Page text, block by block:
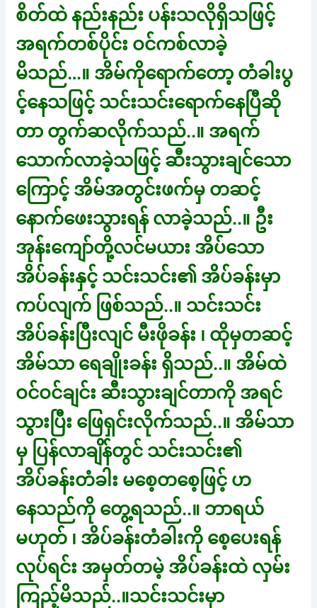
စိတ်ထဲ နည်းနည်း ပန်းသလိုရှိသဖြင့်
အရက်တစ်ပိုင်း ဝင်ကစ်လာခဲ့
မိသည်…။ အိမ်ကိုရောက်တော့ တံခါးပွ
င့်နေသဖြင့် သင်းသင်းရောက်နေပြီဆို
တာ တွက်ဆလိုက်သည်..။ အရက်
သောက်လာခဲ့သဖြင့် ဆီးသွားချင်သော
ကြောင့် အိမ်အတွင်းဖက်မှ တဆင့်
နောက်ဖေးသွားရန် လာခဲ့သည်..။ ဦး
အုန်းကျော်တို့လင်မယား အိပ်သော
အိပ်ခန်းနှင့် သင်းသင်း၏ အိပ်ခန်းမှာ
ကပ်လျက် ဖြစ်သည်..။ သင်းသင်း
အိပ်ခန်းပြီးလျင် မီးဖိုခန်း ၊ ထိုမှတဆင့်
အိမ်သာ ရေချိုးခန်း ရှိသည်..။ အိမ်ထဲ
ဝင်ဝင်ချင်း ဆီးသွားချင်တာကို အရင်
သွားပြီး ဖြေရှင်းလိုက်သည်..။ အိမ်သာ
မှ ပြန်လာချိန်တွင် သင်းသင်း၏
အိပ်ခန်းတံခါး မစေ့တစေ့ဖြင့် ဟ
နေသည်ကို တွေ့ရသည်..။ ဘာရယ်
မဟုတ် ၊ အိပ်ခန်းတံခါးကို စေ့ပေးရန်
လုပ်ရင်း အမှတ်တမဲ့ အိပ်ခန်းထဲ လှမ်း
ကြည့်မိသည်..။သင်းသင်းမှာ